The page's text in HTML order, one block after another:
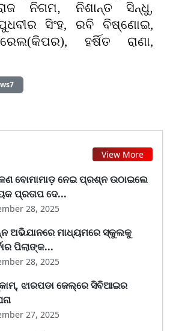
ନିଗମ, ନିଶାନ୍ତ ସିନ୍ଧୁ,
ସିଂହ, ରବି ବିଷ୍ଣୋଇ,
ହର୍ଷିତ ରାଣା,
View More
ବୋମାମାଡ଼ ନେଇ ପ୍ରଶ୍ନ ଉଠାଇଲେ
ପ୍ରତାପ ଦେ...
28, 2025
ଅଭିଯାନରେ ମାଧ୍ୟମରେ ସ୍କୁଲକୁ
ପିଲାଙ୍କ...
28, 2025
ଝାରପଡା ଜେଲ୍‌ରେ ସିବିଆଇର
27, 2025